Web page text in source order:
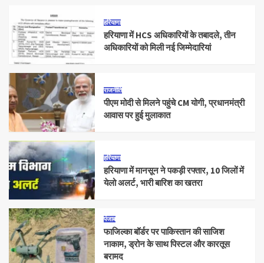
हरियाणा
हरियाणा में HCS अधिकारियों के तबादले, तीन
अधिकारियों को मिली नई जिम्मेदारियां
राजनीति
पीएम मोदी से मिलने पहुंचे CM योगी, प्रधानमंत्री
आवास पर हुई मुलाकात
हरियाणा
हरियाणा में मानसून ने पकड़ी रफ्तार, 10 जिलों में
येलो अलर्ट, भारी बारिश का खतरा
पंजाब
फाजिल्का बॉर्डर पर पाकिस्तान की साजिश
नाकाम, ड्रोन के साथ पिस्टल और कारतूस
बरामद